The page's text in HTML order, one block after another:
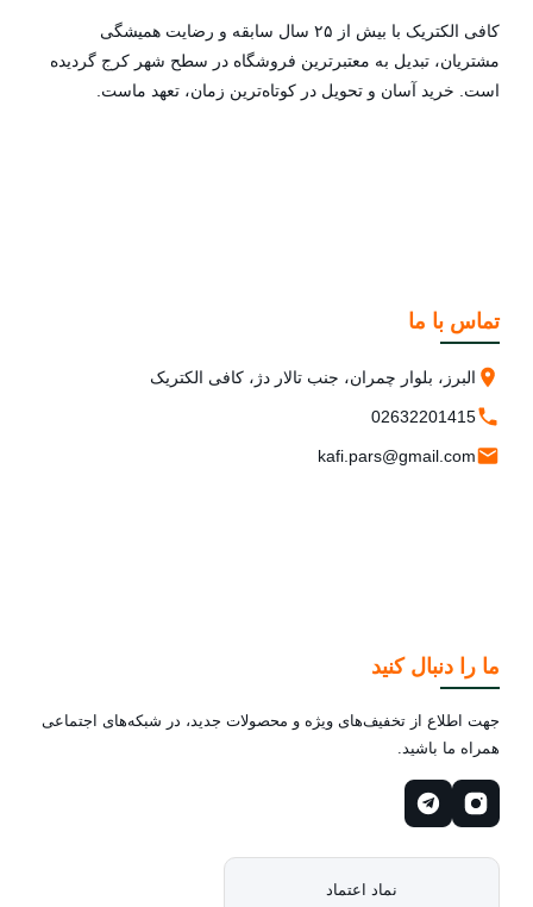
کافی الکتریک با بیش از ۲۵ سال سابقه و رضایت همیشگی
مشتریان، تبدیل به معتبرترین فروشگاه در سطح شهر کرج گردیده
است. خرید آسان و تحویل در کوتاه‌ترین زمان، تعهد ماست.
تماس با ما
البرز، بلوار چمران، جنب تالار دژ، کافی الکتریک
02632201415
kafi.pars@gmail.com
ما را دنبال کنید
جهت اطلاع از تخفیف‌های ویژه و محصولات جدید، در شبکه‌های اجتماعی
همراه ما باشید.
نماد اعتماد